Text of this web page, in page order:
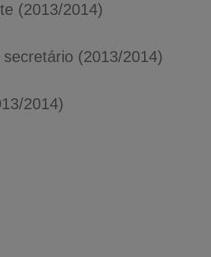
(2013/2014)
(2013/2014)
2014)